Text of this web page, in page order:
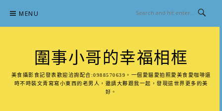
content
MENU
圍事小哥的幸福相框
美食攝影食記發表歡迎洽詢配合:0988570639。一個愛貓愛拍照愛美食愛咖啡還
時不時裝文青寫寫小東西的老男人，邀請大夥跟我一起，發現這世界更多的美
好。